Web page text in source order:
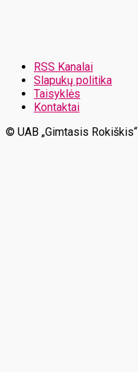
RSS Kanalai
Slapukų politika
Taisyklės
Kontaktai
© UAB „Gimtasis Rokiškis“